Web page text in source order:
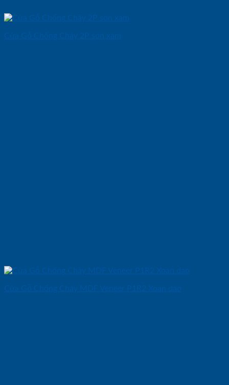
Cửa Gỗ Chống Cháy 2P son xam
Cửa Gỗ Chống Cháy MDF Veneer P1R2 Xoan dao